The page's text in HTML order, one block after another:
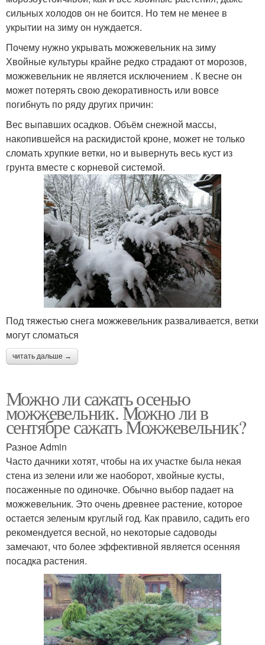
сильных холодов он не боится. Но тем не менее в
укрытии на зиму он нуждается.
Почему нужно укрывать можжевельник на зиму
Хвойные культуры крайне редко страдают от морозов,
можжевельник не является исключением . К весне он
может потерять свою декоративность или вовсе
погибнуть по ряду других причин:
Вес выпавших осадков. Объём снежной массы,
накопившейся на раскидистой кроне, может не только
сломать хрупкие ветки, но и вывернуть весь куст из
грунта вместе с корневой системой.
Под тяжестью снега можжевельник разваливается, ветки
могут сломаться
читать дальше →
Можно ли сажать осенью
можжевельник. Можно ли в
сентябре сажать Можжевельник?
Разное Admin
Часто дачники хотят, чтобы на их участке была некая
стена из зелени или же наоборот, хвойные кусты,
посаженные по одиночке. Обычно выбор падает на
можжевельник. Это очень древнее растение, которое
остается зеленым круглый год. Как правило, садить его
рекомендуется весной, но некоторые садоводы
замечают, что более эффективной является осенняя
посадка растения.